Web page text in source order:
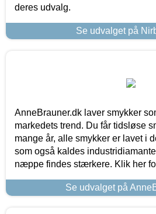
deres udvalg.
Se udvalget på
AnneBrauner.dk laver smykker
markedets trend. Du får tidsløse
mange år, alle smykker er lavet i
som også kaldes
næppe findes stærkere. Klik her
Se udvalget på